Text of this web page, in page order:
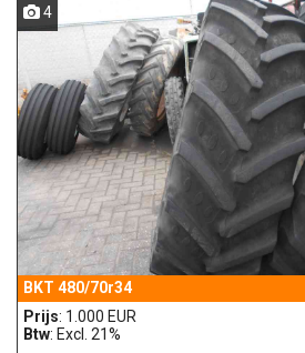
4
BKT 480/70r34
Prijs: 1.000 EUR
Btw: Excl. 21%